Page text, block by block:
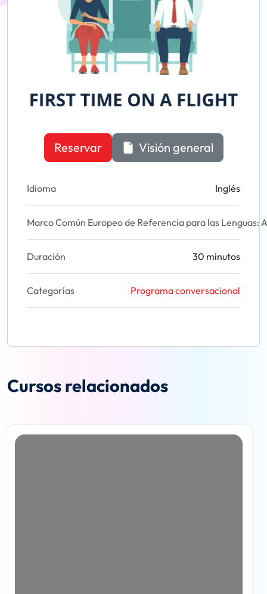
Reservar Visión general
Idioma Inglés
Marco Común Europeo de Referencia para las Lenguas:
Duración 30 minutos
Categorías Programa conversacional
Cursos relacionados